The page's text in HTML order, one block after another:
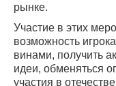
рынке.
Участие в этих
возможность
винами, получить
идеи, обменяться
участия в